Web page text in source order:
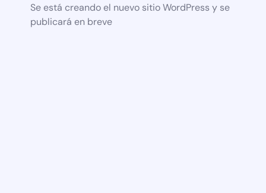
Se está creando el nuevo sitio WordPress y se
publicará en breve